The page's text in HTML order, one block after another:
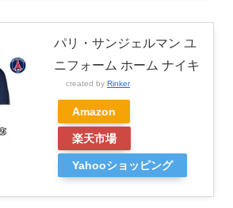
パリ・サンジェルマン ユ
ニフォーム ホーム ナイキ
created by Rinker
Amazon
楽天市場
Yahooショッピング